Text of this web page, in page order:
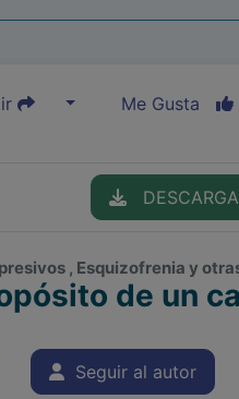
Me Gusta
, Esquizofrenia y
de un
Seguir al autor